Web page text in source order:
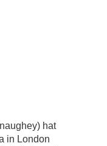
hat
in London